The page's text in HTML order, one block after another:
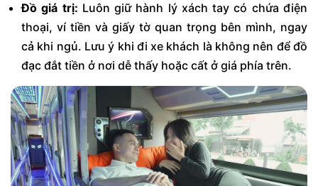
Đồ giá trị: Luôn giữ hành lý xách tay có chứa điện
thoại, ví tiền và giấy tờ quan trọng bên mình, ngay
cả khi ngủ. Lưu ý khi đi xe khách là không nên để đồ
đạc đắt tiền ở nơi dễ thấy hoặc cất ở giá phía trên.